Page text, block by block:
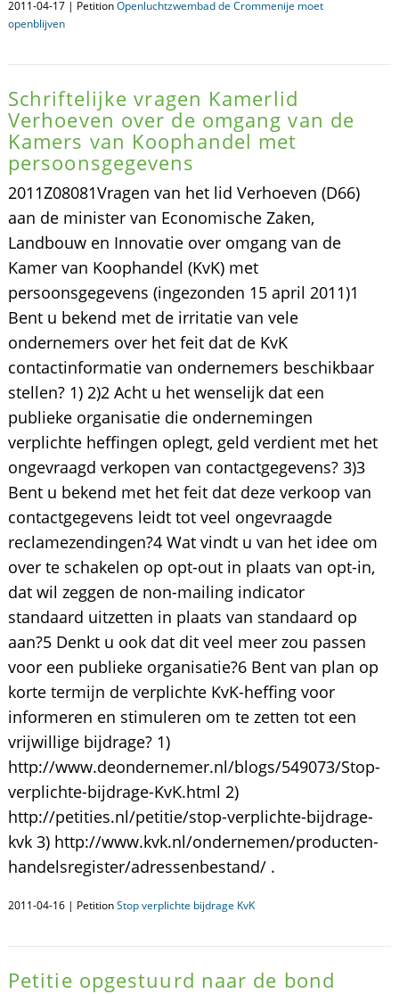
2011-04-17 | PetitionOpenluchtzwembad de Crommenije moet
openblijven
Schriftelijke vragen Kamerlid
Verhoeven over de omgang van de
Kamers van Koophandel met
persoonsgegevens
2011Z08081Vragen van het lid Verhoeven (D66)
aan de minister van Economische Zaken,
Landbouw en Innovatie over omgang van de
Kamer van Koophandel (KvK) met
persoonsgegevens (ingezonden 15 april 2011)1
Bent u bekend met de irritatie van vele
ondernemers over het feit dat de KvK
contactinformatie van ondernemers beschikbaar
stellen? 1) 2)2 Acht u het wenselijk dat een
publieke organisatie die ondernemingen
verplichte heffingen oplegt, geld verdient met het
ongevraagd verkopen van contactgegevens? 3)3
Bent u bekend met het feit dat deze verkoop van
contactgegevens leidt tot veel ongevraagde
reclamezendingen?4 Wat vindt u van het idee om
over te schakelen op opt-out in plaats van opt-in,
dat wil zeggen de non-mailing indicator
standaard uitzetten in plaats van standaard op
aan?5 Denkt u ook dat dit veel meer zou passen
voor een publieke organisatie?6 Bent van plan op
korte termijn de verplichte KvK-heffing voor
informeren en stimuleren om te zetten tot een
vrijwillige bijdrage? 1)
http://www.deondernemer.nl/blogs/549073/Stop-
verplichte-bijdrage-KvK.html 2)
http://petities.nl/petitie/stop-verplichte-bijdrage-
kvk 3) http://www.kvk.nl/ondernemen/producten-
handelsregister/adressenbestand/ .
2011-04-16 | PetitionStop verplichte bijdrage KvK
Petitie opgestuurd naar de bond